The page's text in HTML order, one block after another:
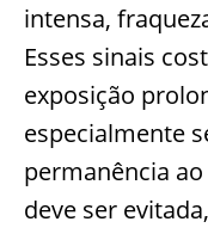
intensa,
Esses sinais
exposição
especialmente
permanência
deve ser